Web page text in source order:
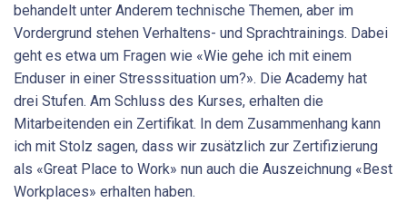
behandelt unter Anderem technische Themen, aber im
Vordergrund stehen Verhaltens- und Sprachtrainings. Dabei
geht es etwa um Fragen wie «Wie gehe ich mit einem
Enduser in einer Stresssituation um?». Die Academy hat
drei Stufen. Am Schluss des Kurses, erhalten die
Mitarbeitenden ein Zertifikat. In dem Zusammenhang kann
ich mit Stolz sagen, dass wir zusätzlich zur Zertifizierung
als «Great Place to Work» nun auch die Auszeichnung «Best
Workplaces» erhalten haben.